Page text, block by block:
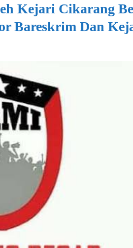
Kejari Cikarang
Bareskrim Dan